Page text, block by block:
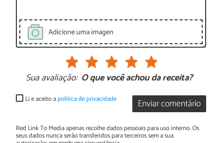
Adicione uma imagen
Sua avaliação: O que você achou da receita?
Enviar comentário
Li e aceito apolítica de privacidade
Red Link To Media apenas recolhe dados pessoais para uso interno. Os
seus dados nunca serão transferidos para terceiros sem a sua